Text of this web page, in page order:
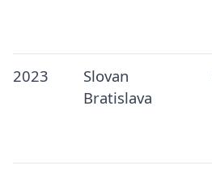
2023
Slovan
Bratislava